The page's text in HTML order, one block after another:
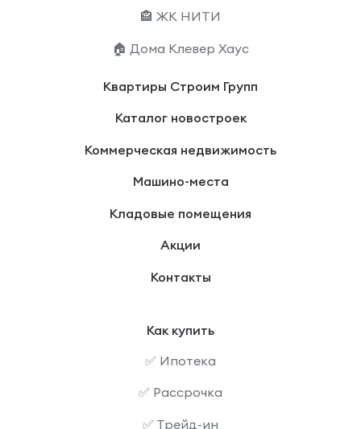
🏤 ЖК НИТИ
🏠 Дома Клевер Хаус
Квартиры Строим Групп
Каталог новостроек
Коммерческая недвижимость
Машино-места
Кладовые помещения
Акции
Контакты
Как купить
✅ Ипотека
✅ Рассрочка
✅ Трейд-ин